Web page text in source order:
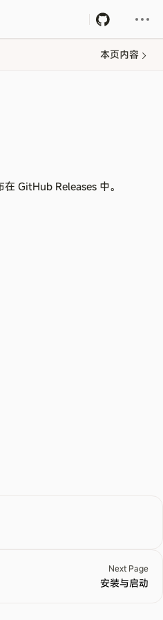
本页内容
GitHub Releases 中。
Next Page
安装与启动